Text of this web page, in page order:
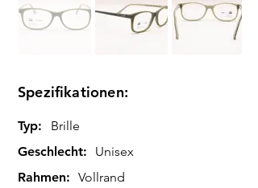
Spezifikationen:
Typ:
Brille
Geschlecht:
Unisex
Rahmen: Vollrand